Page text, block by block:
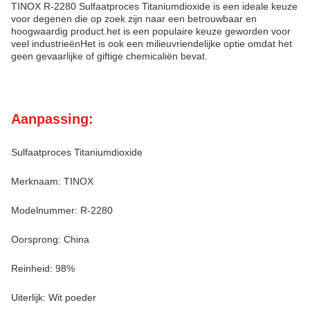
TINOX R-2280 Sulfaatproces Titaniumdioxide is een ideale keuze
voor degenen die op zoek zijn naar een betrouwbaar en
hoogwaardig product.het is een populaire keuze geworden voor
veel industrieënHet is ook een milieuvriendelijke optie omdat het
geen gevaarlijke of giftige chemicaliën bevat.
Aanpassing:
Sulfaatproces Titaniumdioxide
Merknaam: TINOX
Modelnummer: R-2280
Oorsprong: China
Reinheid: 98%
Uiterlijk: Wit poeder